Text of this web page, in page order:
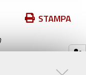
STAMPA